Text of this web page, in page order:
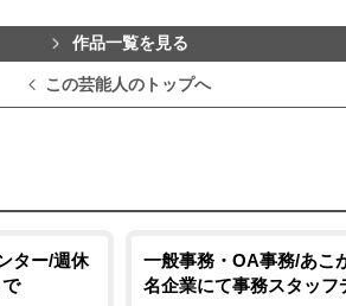
作品一覧を見る
この芸能人のトップへ
ター/週休
一般事務・OA事務/あこ
名企業にて事務スタッフ